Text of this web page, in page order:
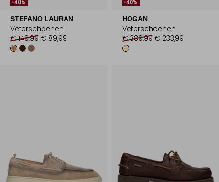
-40%
STEFANO LAURAN
Veterschoenen
€ 149,99 € 89,99
-40%
HOGAN
Veterschoenen
€ 389,99 € 233,99